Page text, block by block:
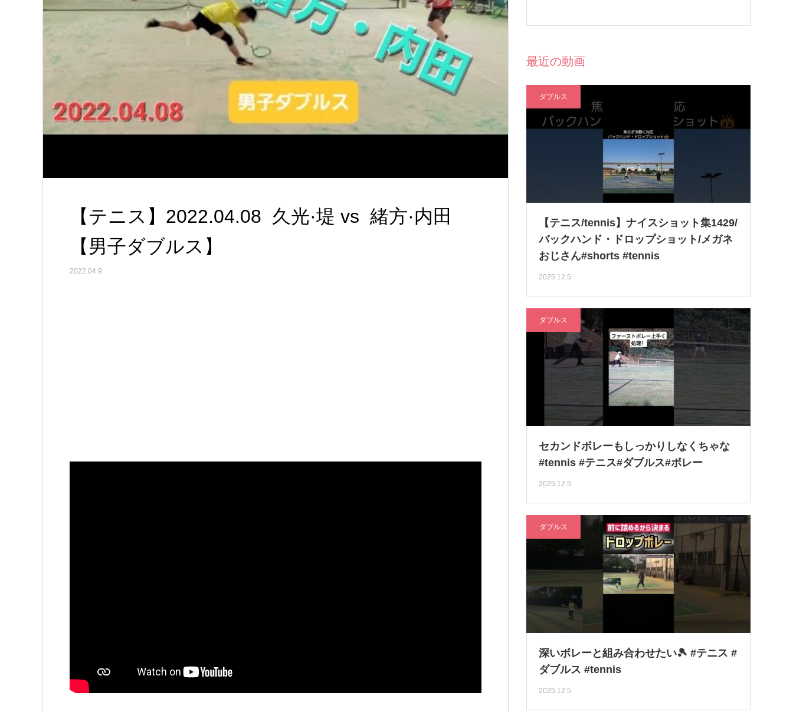
【テニス】2022.04.08 久光·堤 vs 緒方·内田
【男子ダブルス】
2022.04.9
最近の動画
ダブルス
【テニス/tennis】ナイスショット集1429/
バックハンド・ドロップショット/メガネ
おじさん#shorts #tennis
2025.12.5
ダブルス
セカンドボレーもしっかりしなくちゃな
#tennis #テニス#ダブルス#ボレー
2025.12.5
ダブルス
深いボレーと組み合わせたい🎾 #テニス #
ダブルス #tennis
2025.12.5